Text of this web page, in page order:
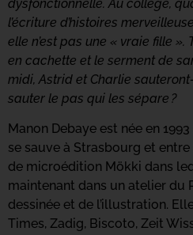
dysfonctionnelle. Au collège,
l’écriture d’histoires
elle n’est pas une « vraie fille
en cachette et le serment de
midi, Astrid et Charlie
sauter le pas qui les sépare ?
Manon Debaye est née en
se sauve à Strasbourg et
de microédition Mökki dans
maintenant dans un atelier du
dessinée et de l’illustration.
Times, Zadig, Biscoto, Zeit